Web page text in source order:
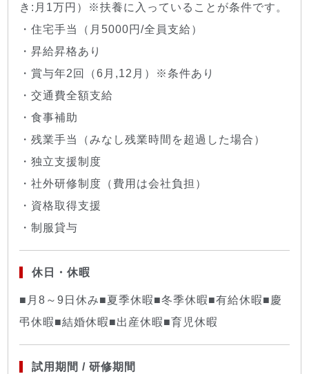
き:月1万円）※扶養に入っていることが条件です。
・住宅手当（月5000円/全員支給）
・昇給昇格あり
・賞与年2回（6月,12月）※条件あり
・交通費全額支給
・食事補助
・残業手当（みなし残業時間を超過した場合）
・独立支援制度
・社外研修制度（費用は会社負担）
・資格取得支援
・制服貸与
休日・休暇
■月8～9日休み■夏季休暇■冬季休暇■有給休暇■慶
弔休暇■結婚休暇■出産休暇■育児休暇
試用期間 / 研修期間